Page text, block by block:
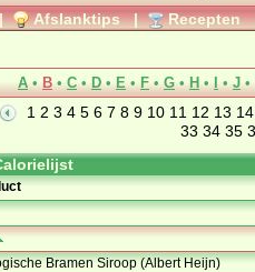
Afslanktips | Recepten
A • B • C • D • E • F • G • H • • J •
1 2 3 4 5 6 7 8 9 10 11 12 13 14
33 34 35
Bramen Siroop (Albert Heijn)